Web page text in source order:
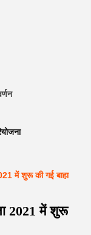
में शुरू की गई बाहा
2021 में शुरू